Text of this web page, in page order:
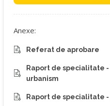
Anexe:
Referat de aprobare
Raport de specialitate
urbanism
Raport de specialitate